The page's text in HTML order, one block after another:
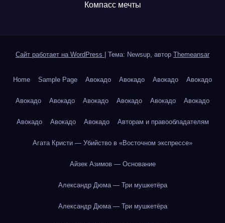
Компасс мечты
Сайт работает на WordPress Тема: Newsup, автор Themeansar
Home Sample Page Авокадо Авокадо Авокадо Авокадо
Авокадо Авокадо Авокадо Авокадо Авокадо Авокадо
Авокадо Авокадо Авокадо Авторам и правообладателям
Агата Кристи — Убийство в «Восточном экспрессе»
Айзек Азимов — Основание
Александр Дюма — Три мушкетёра
Александр Дюма — Три мушкетёра